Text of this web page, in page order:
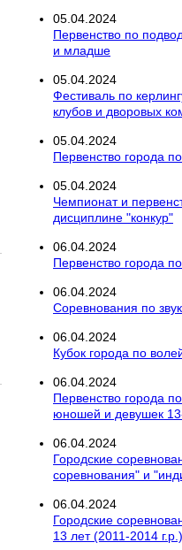
05.04.2024
Первенство по
и младше
05.04.2024
Фестиваль по
клубов и дворовых
05.04.2024
Первенство города
05.04.2024
Чемпионат и
дисциплине "конкур"
06.04.2024
Первенство города
06.04.2024
Соревнования по
06.04.2024
Кубок города по
06.04.2024
Первенство города
юношей и девушек
06.04.2024
Городские
соревнования" и
06.04.2024
Городские
13 лет (2011-2014